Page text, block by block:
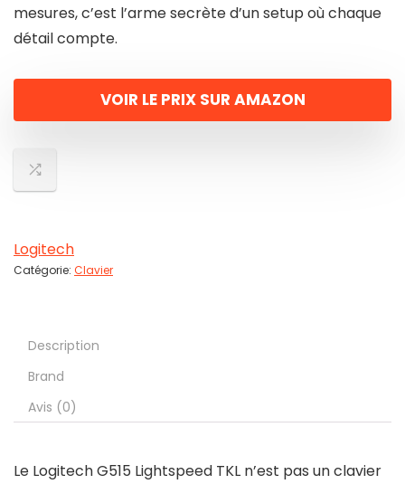
mesures, c’est l’arme secrète d’un setup où chaque
détail compte.
VOIR LE PRIX SUR AMAZON
Logitech
Catégorie: Clavier
Description
Brand
Avis (0)
Le Logitech G515 Lightspeed TKL n’est pas un clavier